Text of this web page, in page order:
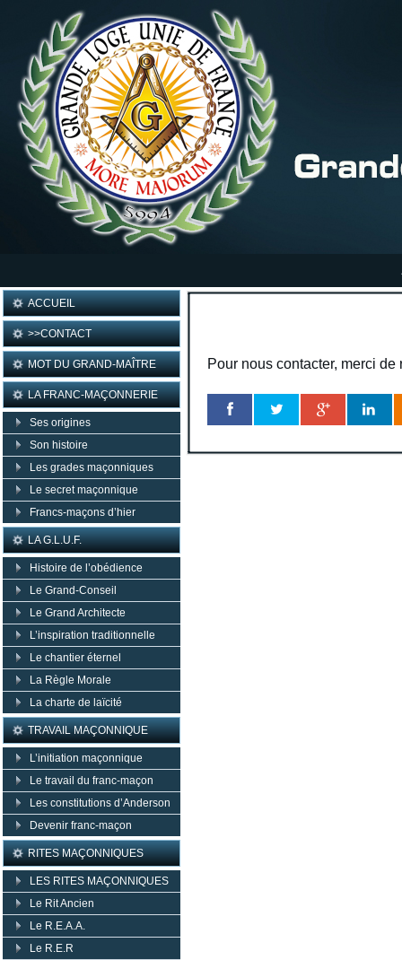
ACCUEIL
>>CONTACT
MOT DU GRAND-MAÎTRE
LA FRANC-MAÇONNERIE
Ses origines
Son histoire
Les grades maçonniques
Le secret maçonnique
Francs-maçons d’hier
LA G.L.U.F.
Histoire de l’obédience
Le Grand-Conseil
Le Grand Architecte
L’inspiration traditionnelle
Le chantier éternel
La Règle Morale
La charte de laïcité
TRAVAIL MAÇONNIQUE
L’initiation maçonnique
Le travail du franc-maçon
Les constitutions d’Anderson
Devenir franc-maçon
RITES MAÇONNIQUES
LES RITES MAÇONNIQUES
Le Rit Ancien
Le R.E.A.A.
Le R.E.R
Pour nous contacter, merci